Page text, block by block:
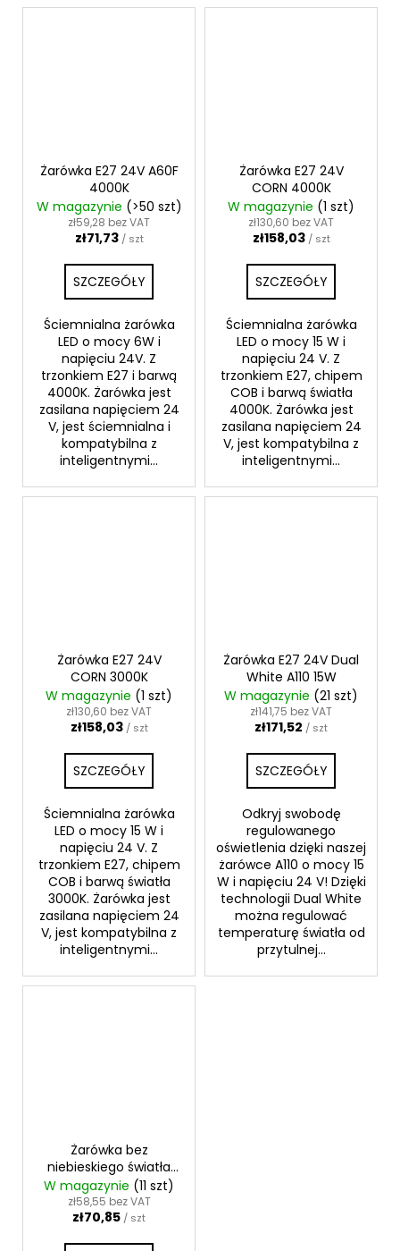
Żarówka E27 24V A60F
4000K
W magazynie (>50 szt)
zł59,28 bez VAT
zł71,73 / szt
SZCZEGÓŁY
Ściemnialna żarówka
LED o mocy 6W i
napięciu 24V. Z
trzonkiem E27 i barwą
4000K. Żarówka jest
zasilana napięciem 24
V, jest ściemnialna i
kompatybilna z
inteligentnymi...
Żarówka E27 24V
CORN 4000K
W magazynie (1 szt)
zł130,60 bez VAT
zł158,03 / szt
SZCZEGÓŁY
Ściemnialna żarówka
LED o mocy 15 W i
napięciu 24 V. Z
trzonkiem E27, chipem
COB i barwą światła
4000K. Żarówka jest
zasilana napięciem 24
V, jest kompatybilna z
inteligentnymi...
Żarówka E27 24V
CORN 3000K
W magazynie (1 szt)
zł130,60 bez VAT
zł158,03 / szt
SZCZEGÓŁY
Ściemnialna żarówka
LED o mocy 15 W i
napięciu 24 V. Z
trzonkiem E27, chipem
COB i barwą światła
3000K. Żarówka jest
zasilana napięciem 24
V, jest kompatybilna z
inteligentnymi...
Żarówka E27 24V Dual
White A110 15W
W magazynie (21 szt)
zł141,75 bez VAT
zł171,52 / szt
SZCZEGÓŁY
Odkryj swobodę
regulowanego
oświetlenia dzięki naszej
żarówce A110 o mocy 15
W i napięciu 24 V! Dzięki
technologii Dual White
można regulować
temperaturę światła od
przytulnej...
Żarówka bez
niebieskiego światła
E27 24V 1200K
W magazynie (11 szt)
zł58,55 bez VAT
zł70,85 / szt